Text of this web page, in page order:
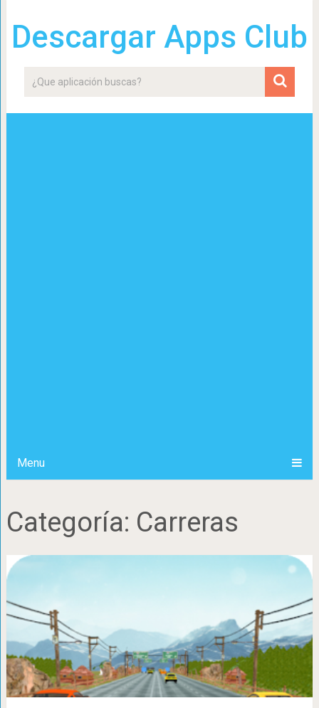
Descargar Apps Club
Menu
Categoría: Carreras